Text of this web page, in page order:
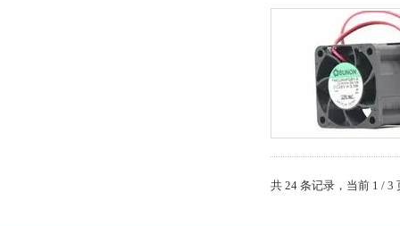
共 24 条记录，当前 1 /